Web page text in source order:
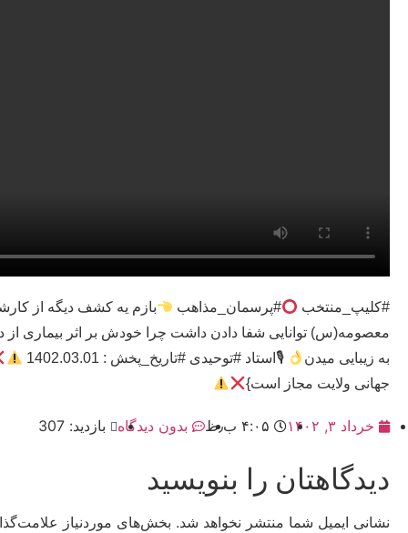
#کلیپ_منتخب #پرسمان_مذاهب
بازم یه کشف دیگه از
معصومه(س) توانایی شفا دادن داشت چرا خودش بر اثر بیماری از
به زیبایی میدن
🎙استاد #توحیدی #تاریخ_پخش : 1402.03.01
جهانی ولایت مجاز است}
خرداد ۳, ۱۴۰۲ ۴:۰۵ ب٫ظ بدون دیدگاه بازدید: 307
دیدگاهتان را بنویسید
نشانی ایمیل شما منتشر نخواهد شد. بخش‌های موردنیاز